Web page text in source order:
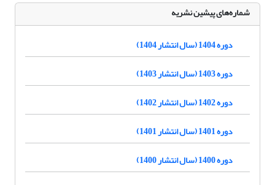
شماره‌های پیشین نشریه
دوره 1404 (سال انتشار 1404)
دوره 1403 (سال انتشار 1403)
دوره 1402 (سال انتشار 1402)
دوره 1401 (سال انتشار 1401)
دوره 1400 (سال انتشار 1400)